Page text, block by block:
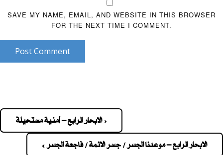
SAVE MY NAME, EMAIL, AND WEBSITE IN THIS BROWSER
FOR THE NEXT TIME I COMMENT.
Post Comment
navigation
« الابحار الرابع – أمنية مستحيلة
الابحار الرابع – موعدنا الجسر / جسر الائمة / فاجعة الجسر »